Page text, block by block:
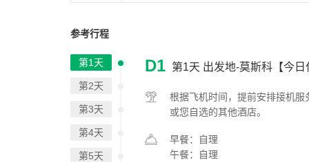
参考行程
第1天
第2天
第3天
第4天
第5天
D1 第1天 出发地-莫斯科【今
根据飞机时间，提前安排接机服
或您自选的其他酒店。
早餐：自理
午餐：自理